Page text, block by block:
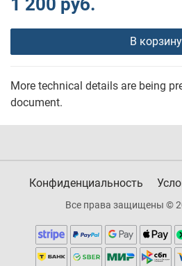
1 200 руб.
В корзину
More technical details are being
document.
Конфиденциальность
Все права защищены ©